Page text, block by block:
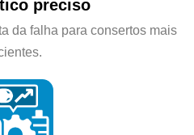
preciso
da falha para consertos mais